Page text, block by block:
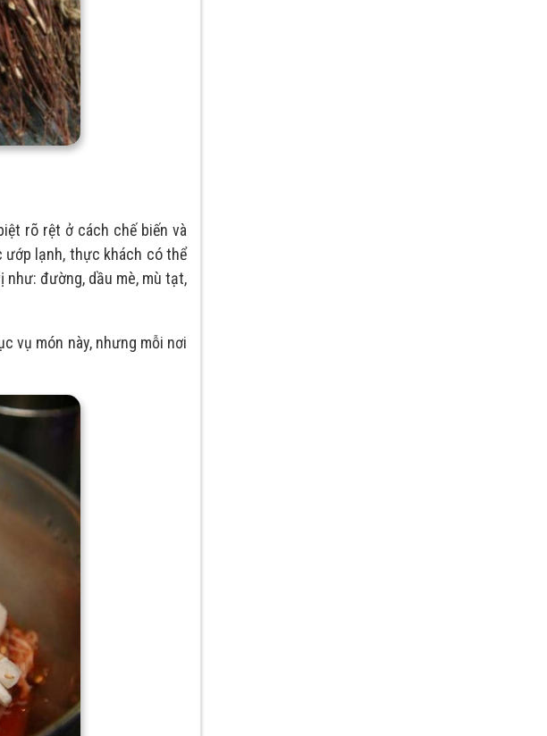
rõ rệt ở cách chế biến và
lạnh, thực khách có thể
đường, dầu mè, mù tạt,
vụ món này, nhưng mỗi nơi